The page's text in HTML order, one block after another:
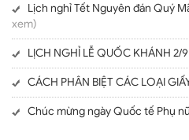
Lịch nghỉ Tết Nguyên đán Quý
xem)
LỊCH NGHỈ LỄ QUỐC KHÁNH 2/9
CÁCH PHÂN BIỆT CÁC LOẠI
Chúc mừng ngày Quốc tế Phụ